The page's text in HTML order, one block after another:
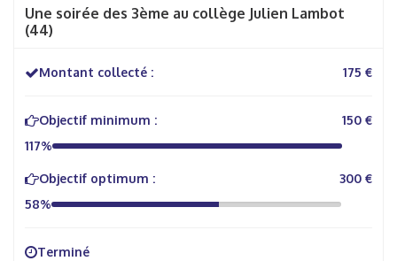
Une soirée des 3ème au collège Julien Lambot
(44)
Montant collecté : 175 €
Objectif minimum :
150 €
117%
Objectif optimum :
300 €
58%
Terminé